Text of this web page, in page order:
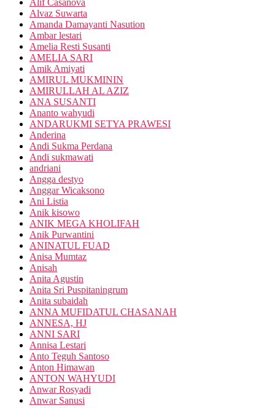
Alif Casanova
Alvaz Suwarta
Amanda Damayanti Nasution
Ambar lestari
Amelia Resti Susanti
AMELIA SARI
Amik Amiyati
AMIRUL MUKMININ
AMIRULLAH AL AZIZ
ANA SUSANTI
Ananto wahyudi
ANDARUKMI SETYA PRAWESI
Anderina
Andi Sukma Perdana
Andi sukmawati
andriani
Angga destyo
Anggar Wicaksono
Ani Listia
Anik kisowo
ANIK MEGA KHOLIFAH
Anik Purwantini
ANINATUL FUAD
Anisa Mumtaz
Anisah
Anita Agustin
Anita Sri Puspitaningrum
Anita subaidah
ANNA MUFIDATUL CHASANAH
ANNESA, HJ
ANNI SARI
Annisa Lestari
Anto Teguh Santoso
Anton Himawan
ANTON WAHYUDI
Anwar Rosyadi
Anwar Sanusi